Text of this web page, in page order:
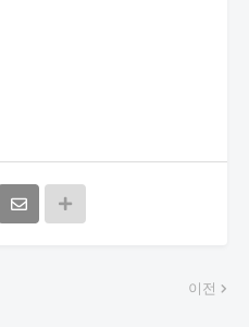
이전